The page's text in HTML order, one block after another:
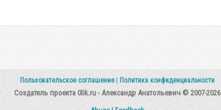
Пользовательское соглашение Политика конфиденциальности
Создатель проекта 0lik.ru - Александр Анатольевич © 2007-2026